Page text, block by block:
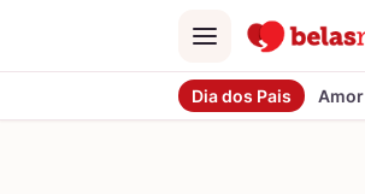
Menu
Dia dos Pais Amor